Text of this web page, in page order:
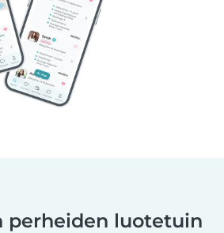
perheiden luotetuin